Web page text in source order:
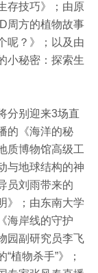
存技巧》；由原
周方的植物故事
呢？》；以及由
小秘密：探索生
分别迎来3场直
的《海洋的秘
质博物馆高级工
与地球结构的神
员刘雨带来的
》；由东南大学
海岸线的守护
园副研究员李飞
植物杀手”》；